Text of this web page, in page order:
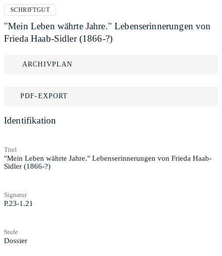
SCHRIFTGUT
"Mein Leben währte Jahre." Lebenserinnerungen von
Frieda Haab-Sidler (1866-?)
ARCHIVPLAN
PDF-EXPORT
Identifikation
Titel
"Mein Leben währte Jahre." Lebenserinnerungen von Frieda Haab-
Sidler (1866-?)
Signatur
P.23-1.21
Stufe
Dossier